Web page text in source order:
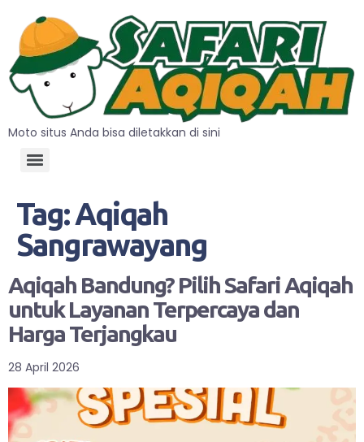
Moto situs Anda bisa diletakkan di sini
Tag:Aqiqah
Sangrawayang
Aqiqah Bandung? Pilih Safari Aqiqah
untuk Layanan Terpercaya dan
Harga Terjangkau
28 April 2026